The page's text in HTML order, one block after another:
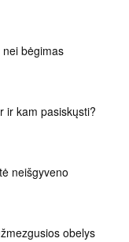
nei bėgimas
ir kam pasiskųsti?
neišgyveno
obelys